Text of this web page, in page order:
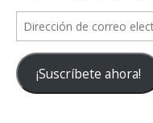
Dirección
de
correo
electrónico
¡Suscríbete ahora!